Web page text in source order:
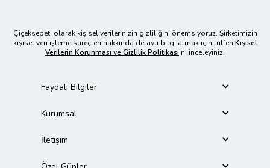
Çiçeksepeti olarak kişisel verilerinizin gizliliğini önemsiyoruz. Şirketimizin
kişisel veri işleme süreçleri hakkında detaylı bilgi almak için lütfen Kişisel
Verilerin Korunması ve Gizlilik Politikası’nı inceleyiniz.
Faydalı Bilgiler
Kurumsal
İletişim